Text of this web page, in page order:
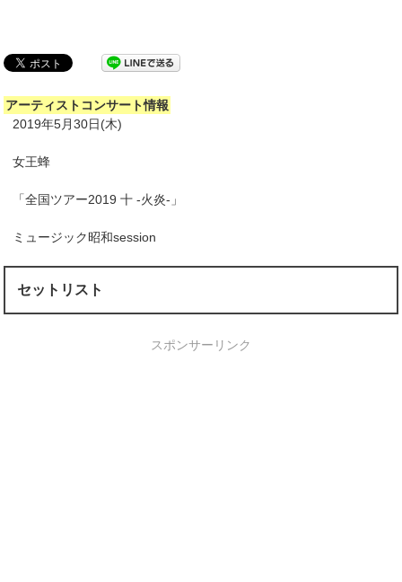
アーティストコンサート情報
2019年5月30日(木)
女王蜂
「全国ツアー2019 十 -火炎-」
ミュージック昭和session
セットリスト
スポンサーリンク